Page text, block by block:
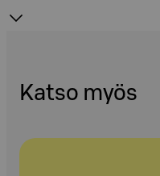
Katso myös